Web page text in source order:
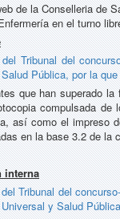
de la Conselleria de
en el turno
del Tribunal del
Pública, por la
que han superado
compulsada
así como el impreso
en la base 3.2 de la
interna
Tribunal del
y Salud